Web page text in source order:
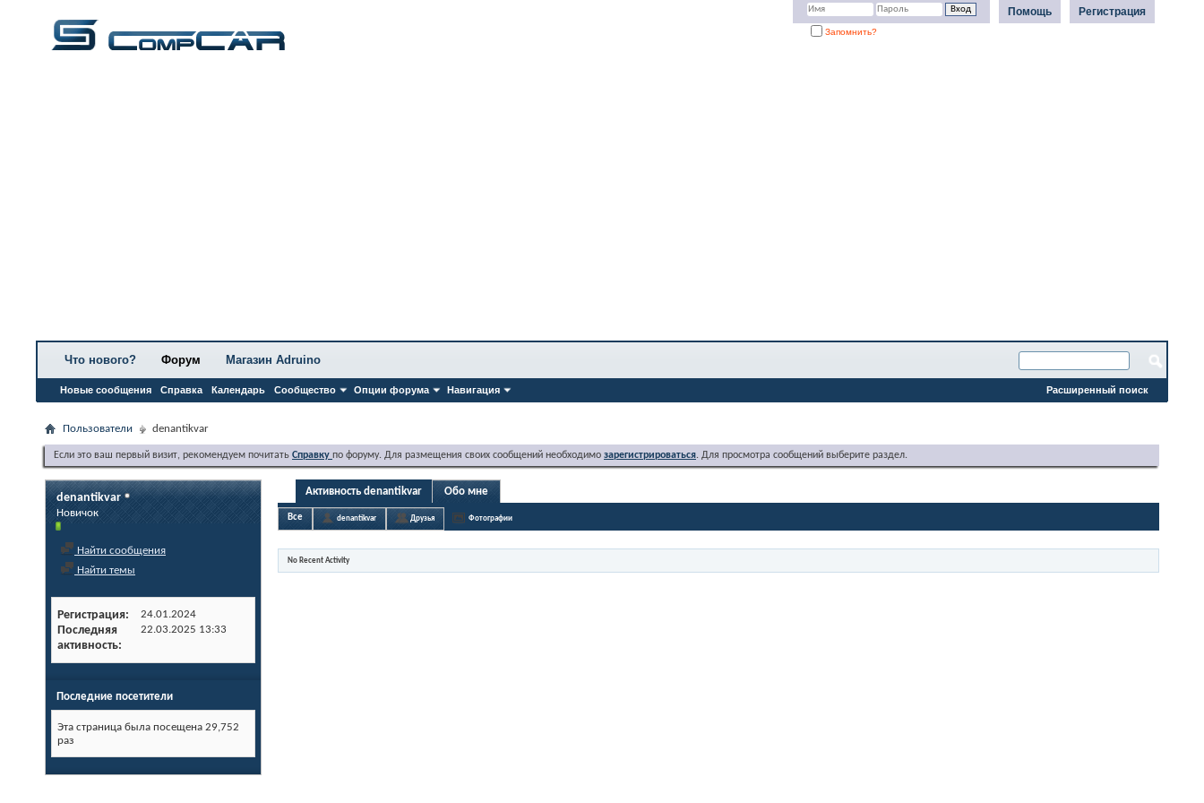
Регистрация
Помощь
Запомнить?
Что нового? Форум
Новые сообщения Справка Календарь Сообщество Опции форума Навигация
Магазин Adruino
Расширенный поиск
Пользователи denantikvar
Если это ваш первый визит, рекомендуем почитать Справку по форуму. Для размещения своих сообщений необходимо зарегистрироваться. Для просмотра сообщений выберите раздел.
denantikvar
Новичок
Найти сообщения
Найти темы
Регистрация 24.01.2024
Последняя
активность
22.03.2025 13:33
Последние посетители
Эта страница была посещена 29,752
раз
Активность denantikvar Обо мне
Все denantikvar Друзья Фотографии
No Recent Activity